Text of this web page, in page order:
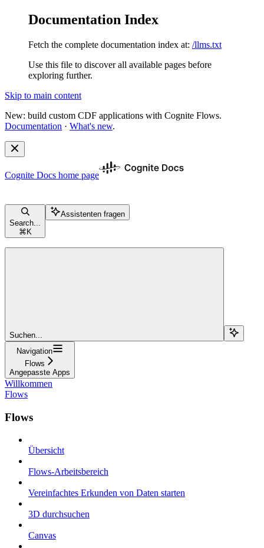
Documentation Index
Fetch the complete documentation index at: /llms.txt
Use this file to discover all available pages before
exploring further.
Skip to main content
New: build custom CDF applications with Cognite Flows.
Documentation · What's new.
Cognite Docs home page
Search...
⌘ K
Assistenten fragen
Suchen...
Navigation
Flows
Angepasste Apps
Willkommen
Flows
Flows
Übersicht
Flows-Arbeitsbereich
Vereinfachtes Erkunden von Daten starten
3D durchsuchen
Canvas